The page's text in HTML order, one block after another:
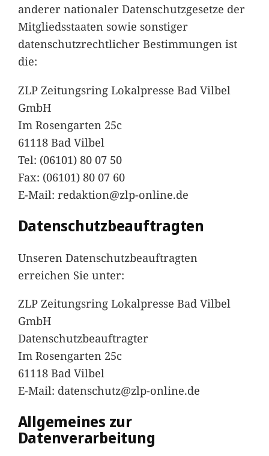
anderer nationaler Datenschutzgesetze der
Mitgliedsstaaten sowie sonstiger
datenschutzrechtlicher Bestimmungen ist
die:
ZLP Zeitungsring Lokalpresse Bad Vilbel
GmbH
Im Rosengarten 25c
61118 Bad Vilbel
Tel: (06101) 80 07 50
Fax: (06101) 80 07 60
E-Mail: redaktion@zlp-online.de
Datenschutzbeauftragten
Unseren Datenschutzbeauftragten
erreichen Sie unter:
ZLP Zeitungsring Lokalpresse Bad Vilbel
GmbH
Datenschutzbeauftragter
Im Rosengarten 25c
61118 Bad Vilbel
E-Mail: datenschutz@zlp-online.de
Allgemeines zur
Datenverarbeitung